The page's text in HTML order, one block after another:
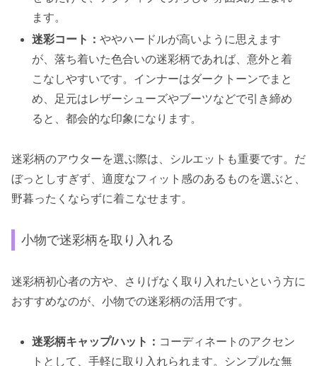
ます。
迷彩コート：ややハードルが高いように思えます
が、落ち着いた色合いの迷彩柄であれば、意外と着
こなしやすいです。インナーはダークトーンでまと
め、足元はレザーシューズやブーツなどで引き締め
ると、都会的な印象になります。
迷彩柄のアウターを選ぶ際は、シルエットも重要です。だ
ぼっとしすぎず、適度なフィット感のあるものを選ぶと、
野暮ったくならずに着こなせます。
小物で迷彩柄を取り入れる
迷彩柄初心者の方や、さりげなく取り入れたいという方に
おすすめなのが、小物での迷彩柄の活用です。
迷彩柄キャップ/ハット： コーディネートのアクセン
トとして、手軽に取り入れられます。シンプルな無